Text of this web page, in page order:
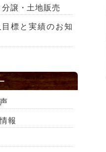
譲・土地販売
標と実績のお知
情報